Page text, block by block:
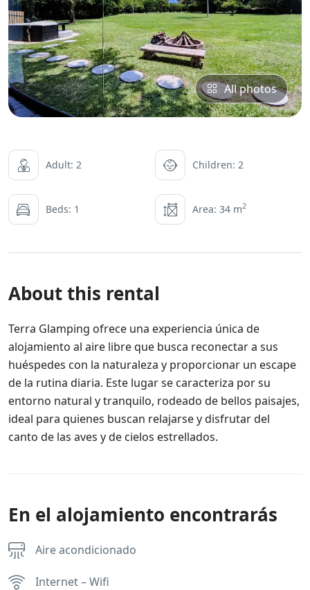
All photos
Adult: 2 Children: 2
Beds: 1 Area: 34 m2
About this rental
Terra Glamping ofrece una experiencia única de
alojamiento al aire libre que busca reconectar a sus
huéspedes con la naturaleza y proporcionar un escape
de la rutina diaria. Este lugar se caracteriza por su
entorno natural y tranquilo, rodeado de bellos paisajes,
ideal para quienes buscan relajarse y disfrutar del
canto de las aves y de cielos estrellados.
En el alojamiento encontrarás
Aire acondicionado
Internet – Wifi